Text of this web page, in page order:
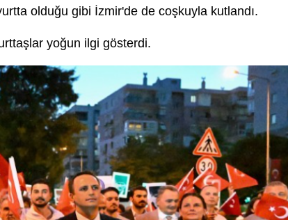
olduğu gibi İzmir'de de coşkuyla kutlandı.
yoğun ilgi gösterdi.